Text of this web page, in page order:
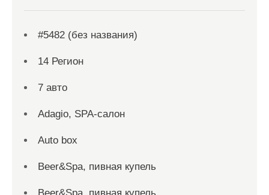
#5482 (без названия)
14 Регион
7 авто
Adagio, SPA-салон
Auto box
Beer&Spa, пивная купель